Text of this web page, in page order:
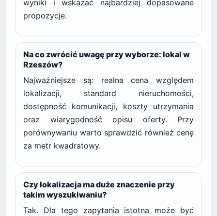
wyniki i wskazać najbardziej dopasowane
propozycje.
Na co zwrócić uwagę przy wyborze: lokal w
Rzeszów?
Najważniejsze są: realna cena względem
lokalizacji, standard nieruchomości,
dostępność komunikacji, koszty utrzymania
oraz wiarygodność opisu oferty. Przy
porównywaniu warto sprawdzić również cenę
za metr kwadratowy.
Czy lokalizacja ma duże znaczenie przy
takim wyszukiwaniu?
Tak. Dla tego zapytania istotna może być